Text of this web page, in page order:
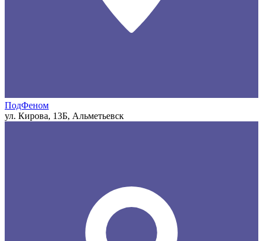
ПодФеном
ул. Кирова, 13Б, Альметьевск